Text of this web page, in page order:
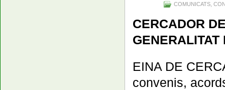
COMUNICATS
CERCADOR
GENERALITAT
EINA DE
convenis,